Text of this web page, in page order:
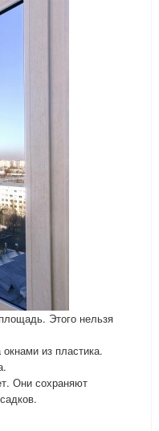
Этого нельзя
из пластика.
Они сохраняют